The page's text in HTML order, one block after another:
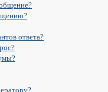
ответа?